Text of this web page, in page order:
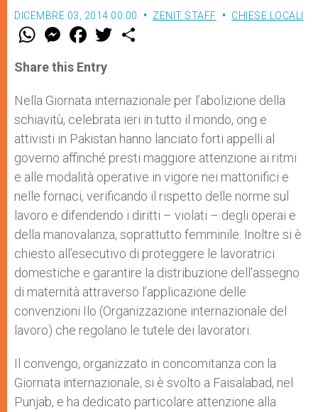
DICEMBRE 03, 2014 00:00 ZENIT STAFF CHIESE LOCALI
W
t
s
p
p
M
e
s
e
g
e
r
F
a
e
b
o
k
w
r
Share this Entry
Nella Giornata internazionale per l’abolizione della
schiavitù, celebrata ieri in tutto il mondo, ong e
attivisti in Pakistan hanno lanciato forti appelli al
governo affinché presti maggiore attenzione ai ritmi
e alle modalità operative in vigore nei mattonifici e
nelle fornaci, verificando il rispetto delle norme sul
lavoro e difendendo i diritti – violati – degli operai e
della manovalanza, soprattutto femminile. Inoltre si è
chiesto all’esecutivo di proteggere le lavoratrici
domestiche e garantire la distribuzione dell’assegno
di maternità attraverso l’applicazione delle
convenzioni Ilo (Organizzazione internazionale del
lavoro) che regolano le tutele dei lavoratori.
Il convengo, organizzato in concomitanza con la
Giornata internazionale, si è svolto a Faisalabad, nel
Punjab, e ha dedicato particolare attenzione alla